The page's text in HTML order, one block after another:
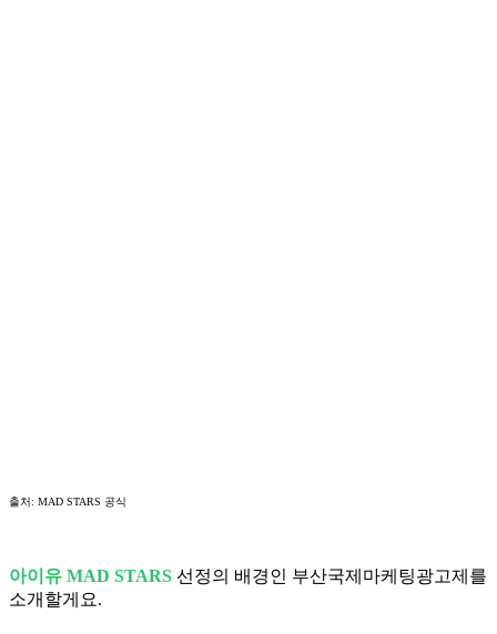
출처: MAD STARS 공식
아이유 MAD STARS 선정의 배경인 부산국제마케팅광고제를
소개할게요.